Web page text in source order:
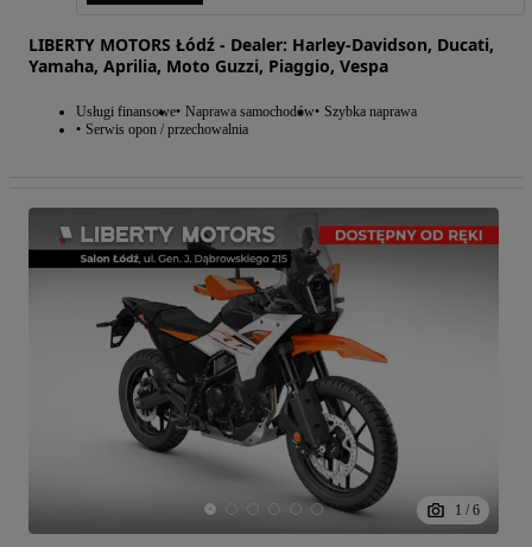
LIBERTY MOTORS Łódź - Dealer: Harley-Davidson, Ducati,
Yamaha, Aprilia, Moto Guzzi, Piaggio, Vespa
Usługi finansowe Naprawa samochodów Szybka naprawa
Serwis opon / przechowalnia
1 / 6